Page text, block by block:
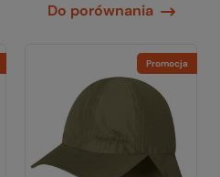
Do porównania
Promocja